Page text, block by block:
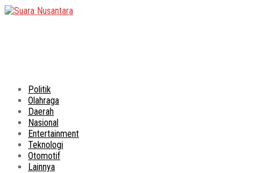
Politik
Olahraga
Daerah
Nasional
Entertainment
Teknologi
Otomotif
Lainnya